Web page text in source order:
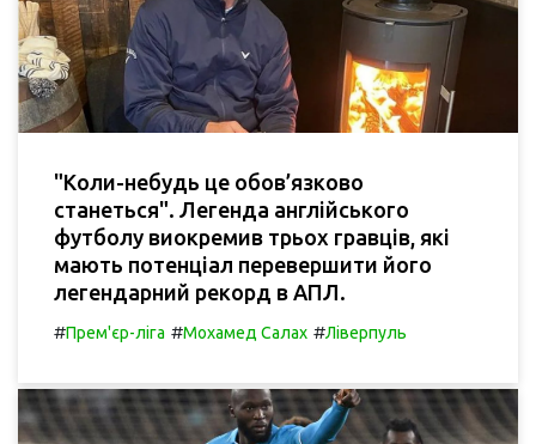
"Коли-небудь це обов’язково
станеться". Легенда англійського
футболу виокремив трьох гравців, які
мають потенціал перевершити його
легендарний рекорд в АПЛ.
#Прем'єр-ліга #Мохамед Салах #Ліверпуль